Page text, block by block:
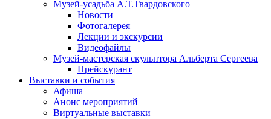
Музей-усадьба А.Т.Твардовского
Новости
Фотогалерея
Лекции и экскурсии
Видеофайлы
Музей-мастерская скульптора Альберта Сергеева
Прейскурант
Выставки и события
Афиша
Анонс мероприятий
Виртуальные выставки